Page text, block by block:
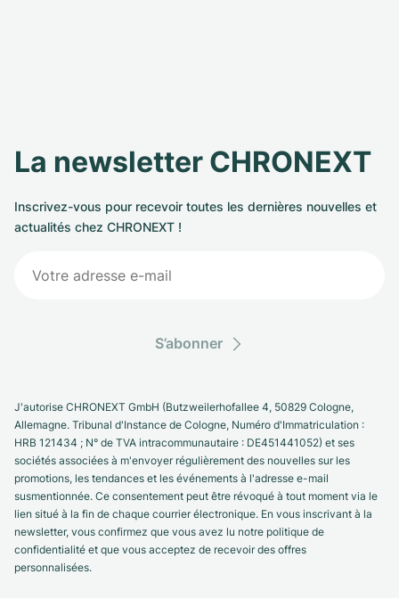
La newsletter CHRONEXT
Inscrivez-vous pour recevoir toutes les dernières nouvelles et
actualités chez CHRONEXT !
S’abonner
J'autorise CHRONEXT GmbH (Butzweilerhofallee 4, 50829 Cologne,
Allemagne. Tribunal d'Instance de Cologne, Numéro d'Immatriculation :
HRB 121434 ; N° de TVA intracommunautaire : DE451441052) et ses
sociétés associées à m'envoyer régulièrement des nouvelles sur les
promotions, les tendances et les événements à l'adresse e-mail
susmentionnée. Ce consentement peut être révoqué à tout moment via le
lien situé à la fin de chaque courrier électronique. En vous inscrivant à la
newsletter, vous confirmez que vous avez lu notre politique de
confidentialité et que vous acceptez de recevoir des offres
personnalisées.